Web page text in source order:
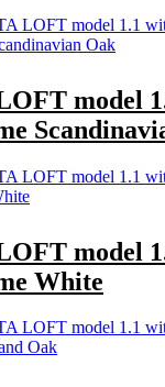
model
model
White